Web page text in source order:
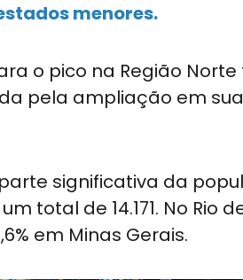
menores.
o pico na Região
pela ampliação em
significativa da
total de 14.171. No Rio
em Minas Gerais.